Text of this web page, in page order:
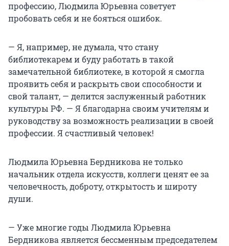
профессию, Людмила Юрьевна советует
пробовать себя и не бояться ошибок.
— Я, например, не думала, что стану
библиотекарем и буду работать в такой
замечательной библиотеке, в которой я смогла
проявить себя и раскрыть свои способности и
свой талант, — делится заслуженный работник
культуры РФ. — Я благодарна своим учителям и
руководству за возможность реализации в своей
профессии. Я счастливый человек!
Людмила Юрьевна Бердникова не только
начальник отдела искусств, коллеги ценят ее за
человечность, доброту, открытость и широту
души.
— Уже многие годы Людмила Юрьевна
Бердникова является бессменным председателем